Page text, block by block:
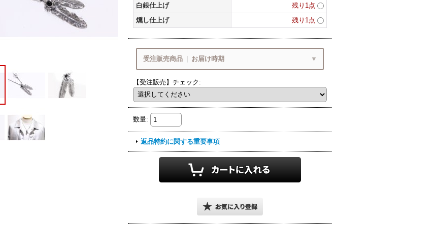
白銀仕上げ
残り1点
燻し仕上げ
残り1点
受注販売商品 お届け時期
8月営業期間・お届け時期
8/9
ご注文・決済お手続き完了後
9月中旬頃のお届けです
お届け目安
各期間内にお届けとなります
中旬頃
【受注販売】チェック :
数量:
返品特約に関する重要事項